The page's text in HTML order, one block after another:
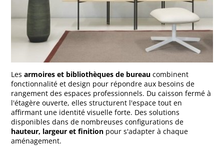
Lesarmoires et bibliothèques de bureau combinent
fonctionnalité et design pour répondre aux besoins de
rangement des espaces professionnels. Du caisson fermé à
l'étagère ouverte, elles structurent l'espace tout en
affirmant une identité visuelle forte. Des solutions
disponibles dans de nombreuses configurations de
hauteur, largeur et finition pour s'adapter à chaque
aménagement.